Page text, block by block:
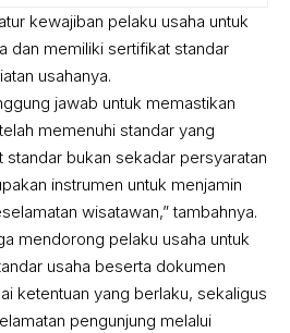
kewajiban pelaku usaha untuk
dan memiliki sertifikat standar
usahanya.
jawab untuk memastikan
memenuhi standar yang
standar bukan sekadar persyaratan
instrumen untuk menjamin
wisatawan,” tambahnya.
mendorong pelaku usaha untuk
usaha beserta dokumen
ketentuan yang berlaku, sekaligus
pengunjung melalui